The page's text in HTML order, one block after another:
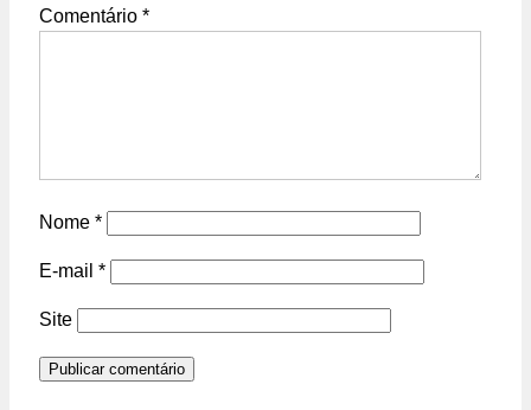
Comentário *
Nome *
E-mail *
Site